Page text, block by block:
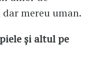
mereu uman.
și altul pe